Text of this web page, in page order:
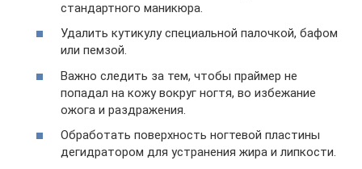
стандартного маникюра.
Удалить кутикулу специальной палочкой, бафом
или пемзой.
Важно следить за тем, чтобы праймер не
попадал на кожу вокруг ногтя, во избежание
ожога и раздражения.
Обработать поверхность ногтевой пластины
дегидратором для устранения жира и липкости.